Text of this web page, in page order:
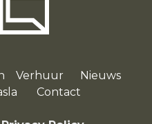
Verhuur
Nieuws
Contact